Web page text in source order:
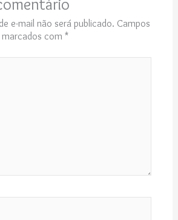
e-mail não será publicado. Campos
com *